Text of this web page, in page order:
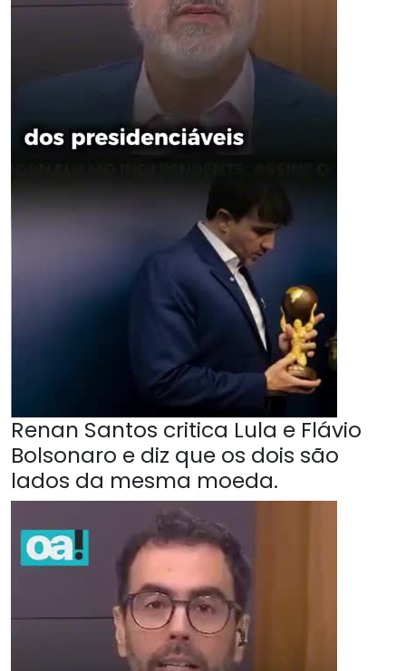
Renan Santos critica Lula e Flávio
Bolsonaro e diz que os dois são
lados da mesma moeda.